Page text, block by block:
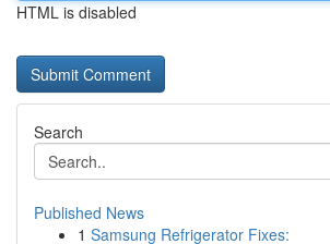
HTML is disabled
Search
Published News
1 Samsung Refrigerator Fixes: